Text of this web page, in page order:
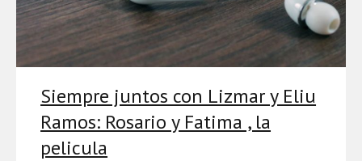
Siempre juntos con Lizmar y Eliu
Ramos: Rosario y Fatima , la
pelicula